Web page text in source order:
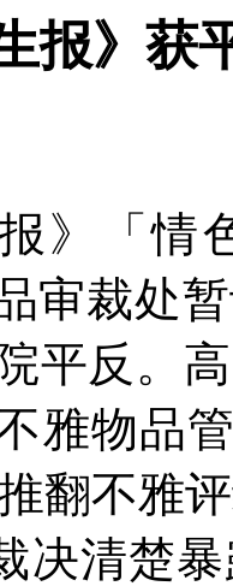
报》获
报》「
审裁处
平反。
雅物品
翻不雅
决清楚